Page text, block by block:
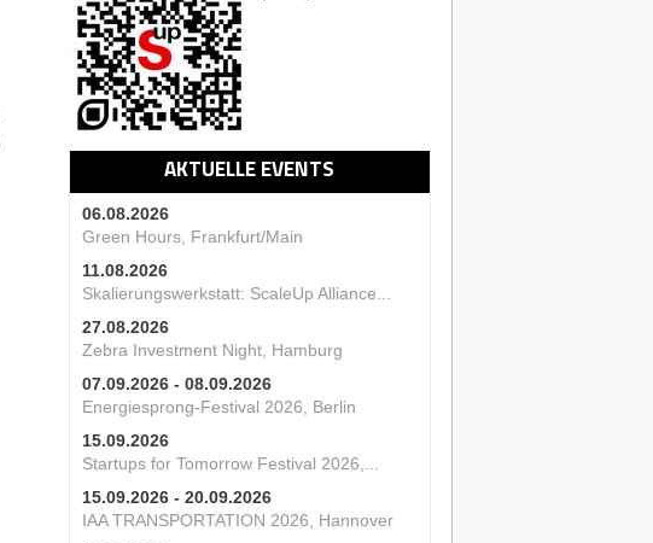
AKTUELLE EVENTS
06.08.2026
Green Hours, Frankfurt/Main
11.08.2026
Skalierungswerkstatt: ScaleUp Alliance...
27.08.2026
Zebra Investment Night, Hamburg
07.09.2026 - 08.09.2026
Energiesprong-Festival 2026, Berlin
15.09.2026
Startups for Tomorrow Festival 2026,...
15.09.2026 - 20.09.2026
IAA TRANSPORTATION 2026, Hannover